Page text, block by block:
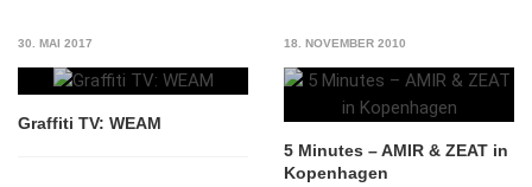
30. MAI 2017
Graffiti TV: WEAM
18. NOVEMBER 2010
5 Minutes – AMIR & ZEAT in
Kopenhagen